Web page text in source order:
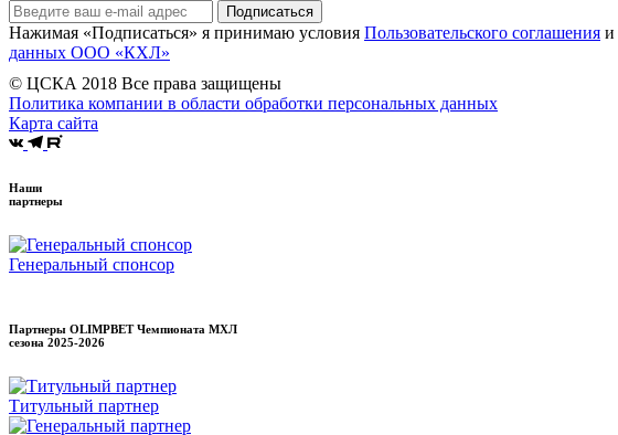
Подписаться
Нажимая «Подписаться» я принимаю условия Пользовательского соглашения и
данных ООО «КХЛ»
© ЦСКА 2018 Все права защищены
Политика компании в области обработки персональных данных
Карта сайта
Наши
партнеры
Генеральный спонсор
Партнеры OLIMPBET Чемпионата МХЛ
сезона 2025-2026
Титульный партнер